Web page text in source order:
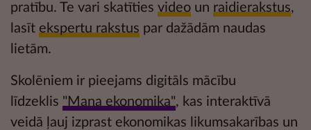
pratību. Te vari skatīties video un raidierakstus,
lasīt ekspertu rakstus par dažādām naudas
lietām.
Skolēniem ir pieejams digitāls mācību
līdzeklis "Mana ekonomika", kas interaktīvā
veidā ļauj izprast ekonomikas likumsakarības un